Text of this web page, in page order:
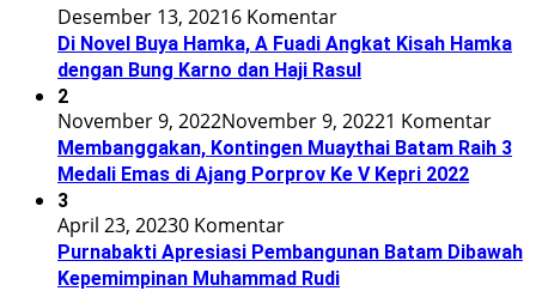
Desember 13, 20216 Komentar
Di Novel Buya Hamka, A Fuadi Angkat Kisah Hamka
dengan Bung Karno dan Haji Rasul
2
November 9, 2022November 9, 20221 Komentar
Membanggakan, Kontingen Muaythai Batam Raih 3
Medali Emas di Ajang Porprov Ke V Kepri 2022
3
April 23, 20230 Komentar
Purnabakti Apresiasi Pembangunan Batam Dibawah
Kepemimpinan Muhammad Rudi